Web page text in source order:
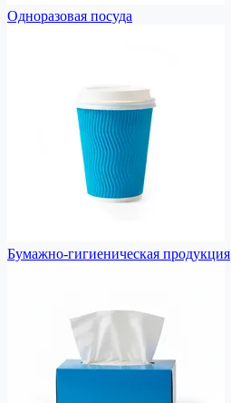
Одноразовая посуда
Бумажно-гигиеническая продукция